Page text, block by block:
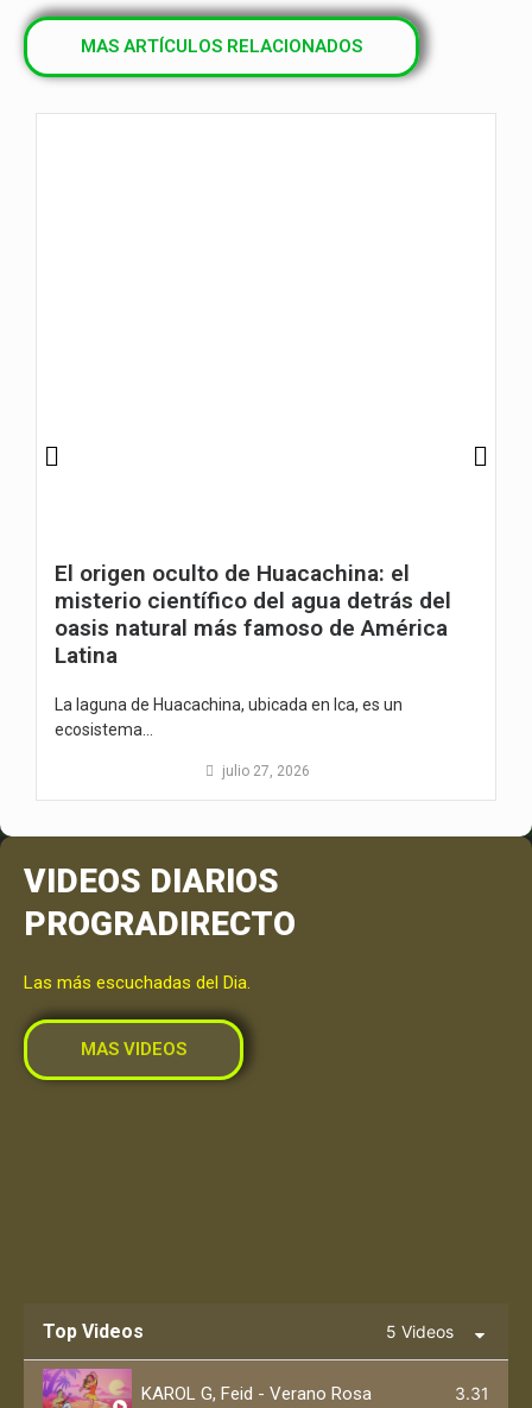
MAS ARTÍCULOS RELACIONADOS
El origen oculto de Huacachina: el
misterio científico del agua detrás del
oasis natural más famoso de América
Latina
La laguna de Huacachina, ubicada en Ica, es un
ecosistema...
julio 27, 2026
VIDEOS DIARIOS
PROGRADIRECTO
Las más escuchadas del Dia.
MAS VIDEOS
Top Videos 5 Videos
KAROL G, Feid - Verano Rosa 3.31